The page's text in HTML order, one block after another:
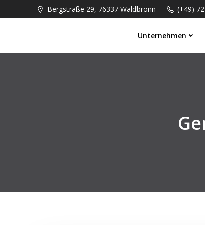
zum
Bergstraße 29, 76337 Waldbronn (+49)
Unternehmen